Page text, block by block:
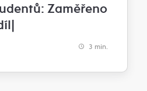
Zaměřeno
3 min.